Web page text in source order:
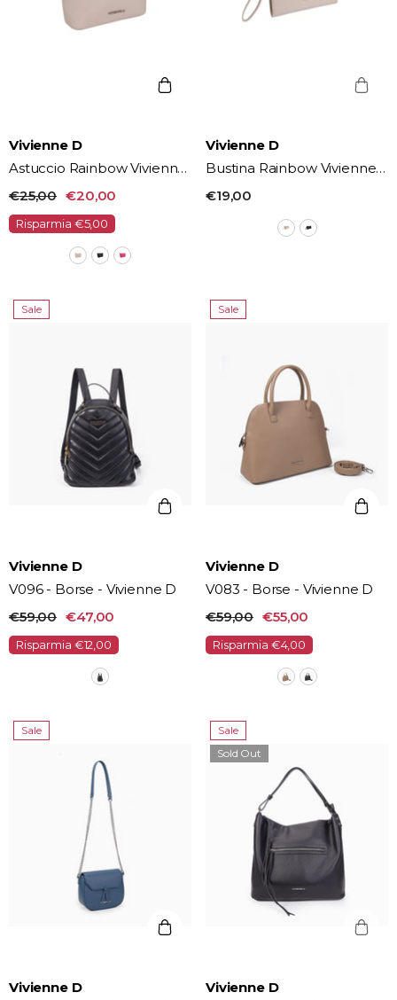
Vendor:
Vivienne D
Astuccio Rainbow Vivienne
D
€25,00 €20,00
Risparmia €5,00
Vendor:
Vivienne D
Bustina Rainbow Vivienne
D
€19,00
Sale
Vendor:
Vivienne D
V096 - Borse - Vivienne D
€59,00 €47,00
Risparmia €12,00
Sale
Vendor:
Vivienne D
V083 - Borse - Vivienne D
€59,00 €55,00
Risparmia €4,00
Sale
Vendor:
Vivienne D
Sale
Sold Out
Vendor:
Vivienne D